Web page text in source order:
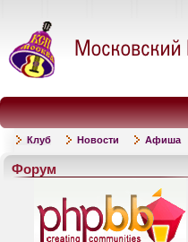
Клуб Новости Афиша
Форум